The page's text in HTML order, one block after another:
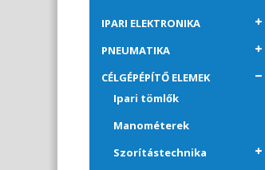
IPARI ELEKTRONIKA
PNEUMATIKA
CÉLGÉPÉPÍTŐ ELEMEK
Ipari tömlők
Manométerek
Szorítástechnika